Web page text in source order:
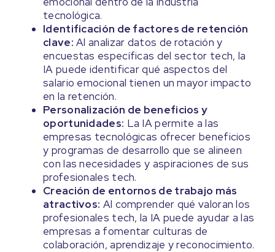
tecnológica.
Identificación de factores de retención
clave: Al analizar datos de rotación y
encuestas específicas del sector tech, la
IA puede identificar qué aspectos del
salario emocional tienen un mayor impacto
en la retención.
Personalización de beneficios y
oportunidades: La IA permite a las
empresas tecnológicas ofrecer beneficios
y programas de desarrollo que se alineen
con las necesidades y aspiraciones de sus
profesionales tech.
Creación de entornos de trabajo más
atractivos: Al comprender qué valoran los
profesionales tech, la IA puede ayudar a las
empresas a fomentar culturas de
colaboración, aprendizaje y reconocimiento.